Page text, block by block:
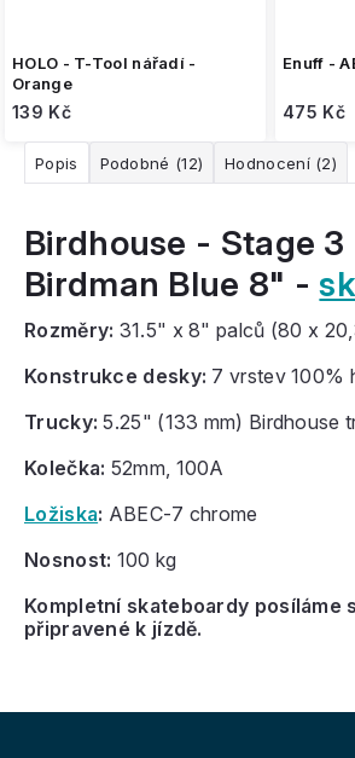
HOLO - T-Tool nářadí -
Orange
139 Kč
Enuff -
475 Kč
Popis Podobné (12) Hodnocení (2)
Birdhouse - Stage 3
Birdman Blue 8" -
Rozměry: 31.5" x 8" palců (80 x
Konstrukce desky: 7 vrstev 100%
Trucky: 5.25" (133 mm) Birdhouse
Kolečka: 52mm, 100A
Ložiska: ABEC-7 chrome
Nosnost: 100 kg
Kompletní skateboardy posíláme
připravené k jízdě.